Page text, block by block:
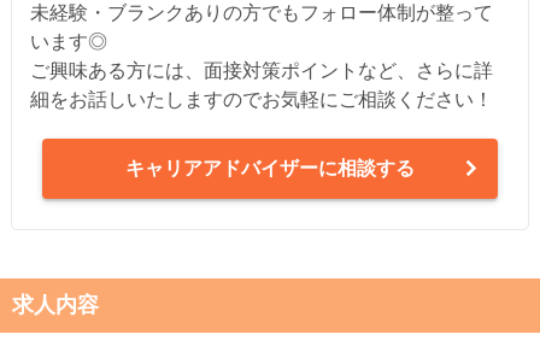
未経験・ブランクありの方でもフォロー体制が整って
います◎
ご興味ある方には、面接対策ポイントなど、さらに詳
細をお話しいたしますのでお気軽にご相談ください！
キャリアアドバイザーに相談する
求人内容